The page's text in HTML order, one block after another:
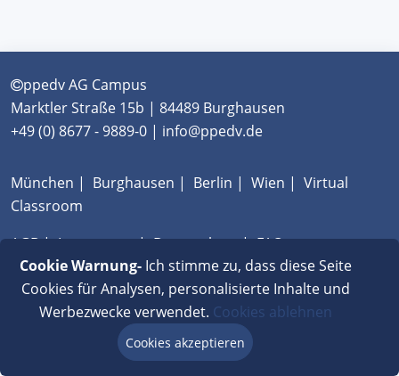
ppedv AG Campus
Marktler Straße 15b | 84489 Burghausen
+49 (0) 8677 - 9889-0 | info@ppedv.de
München | Burghausen | Berlin | Wien | Virtual
Classroom
AGB|Impressum|Datenschutz|FAQ
Cookie Warnung-Ich stimme zu, dass diese Seite
Cookies für Analysen, personalisierte Inhalte und
Werbezwecke verwendet. Cookies ablehnen
Cookies akzeptieren